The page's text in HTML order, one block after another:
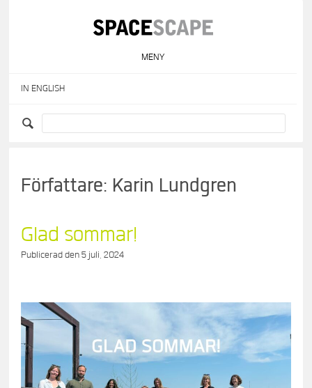
MENY
IN ENGLISH
Författare: Karin Lundgren
Glad sommar!
Publicerad den5 juli, 2024